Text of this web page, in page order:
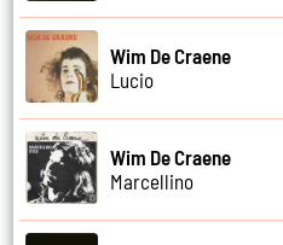
Wim De Craene
Lucio
Wim De Craene
Marcellino